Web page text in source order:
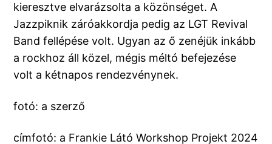
kieresztve elvarázsolta a közönséget. A
Jazzpiknik záróakkordja pedig az LGT Revival
Band fellépése volt. Ugyan az ő zenéjük inkább
a rockhoz áll közel, mégis méltó befejezése
volt a kétnapos rendezvénynek.
fotó: a szerző
címfotó: a Frankie Látó Workshop Projekt 2024